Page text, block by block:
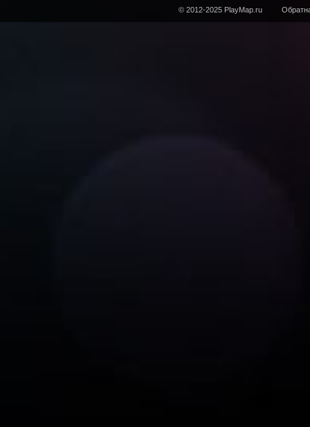
© 2012-2025 PlayMap.ru